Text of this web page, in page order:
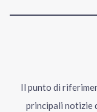
Il punto di
principali notizie